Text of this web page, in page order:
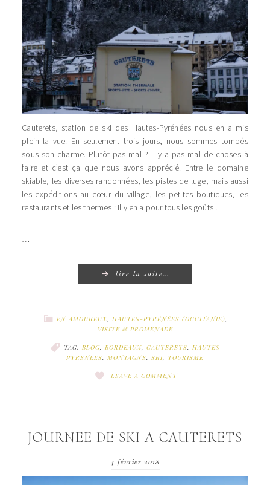
Cauterets, station de ski des Hautes-Pyrénées nous en a mis
plein la vue. En seulement trois jours, nous sommes tombés
sous son charme. Plutôt pas mal ? Il y a pas mal de choses à
faire et c’est ça que nous avons apprécié. Entre le domaine
skiable, les diverses randonnées, les pistes de luge, mais aussi
les expéditions au cœur du village, les petites boutiques, les
restaurants et les thermes : il y en a pour tous les goûts !
…
lire la suite…
EN AMOUREUX, HAUTES-PYRÉNÉES (OCCITANIE)
VISITE & PROMENADE
TAG: BLOG BORDEAUX CAUTERETS
HAUTES
PYRENEES
MONTAGNE SKI TOURISME
LEAVE A COMMENT
JOURNEE DE SKI A CAUTERETS
4 février 2018